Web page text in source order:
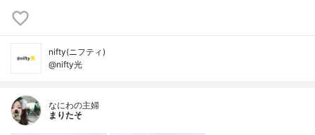
nifty(ニフティ)
@nifty光
なにわの主婦
まりたそ